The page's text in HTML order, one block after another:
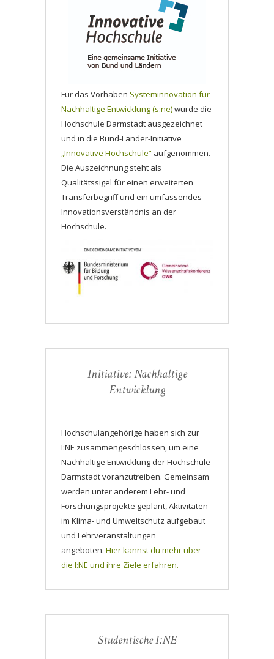
Für das Vorhaben Systeminnovation für
Nachhaltige Entwicklung (s:ne)wurde die
Hochschule Darmstadt ausgezeichnet
und in die Bund-Länder-Initiative
„Innovative Hochschule“ aufgenommen.
Die Auszeichnung steht als
Qualitätssigel für einen erweiterten
Transferbegriff und ein umfassendes
Innovationsverständnis an der
Hochschule.
Initiative: Nachhaltige
Entwicklung
Hochschulangehörige haben sich zur
I:NE zusammengeschlossen, um eine
Nachhaltige Entwicklung der Hochschule
Darmstadt voranzutreiben. Gemeinsam
werden unter anderem Lehr- und
Forschungsprojekte geplant, Aktivitäten
im Klima- und Umweltschutz aufgebaut
und Lehrveranstaltungen
angeboten. Hier kannst du mehr über
die I:NE und ihre Ziele erfahren.
Studentische I:NE